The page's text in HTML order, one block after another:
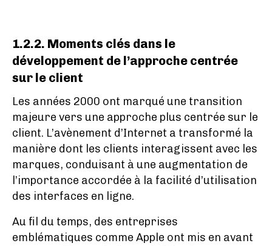
1.2.2. Moments clés dans le
développement de l’approche centrée
sur le client
Les années 2000 ont marqué une transition
majeure vers une approche plus centrée sur le
client. L’avènement d’Internet a transformé la
manière dont les clients interagissent avec les
marques, conduisant à une augmentation de
l’importance accordée à la facilité d’utilisation
des interfaces en ligne.
Au fil du temps, des entreprises
emblématiques comme Apple ont mis en avant